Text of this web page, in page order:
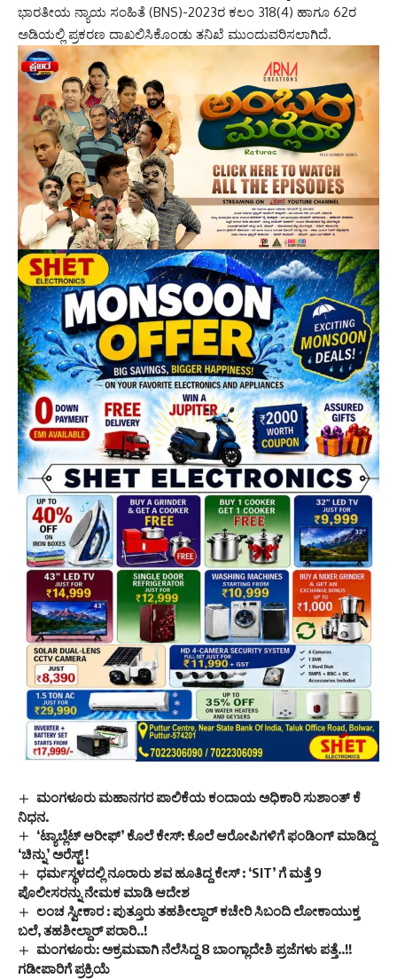
ಭಾರತೀಯ ನ್ಯಾಯ ಸಂಹಿತೆ (BNS)-2023ರ ಕಲಂ 318(4) ಹಾಗೂ 62ರ
ಅಡಿಯಲ್ಲಿ ಪ್ರಕರಣ ದಾಖಲಿಸಿಕೊಂಡು ತನಿಖೆ ಮುಂದುವರಿಸಲಾಗಿದೆ.
ಮಂಗಳೂರು ಮಹಾನಗರ ಪಾಲಿಕೆಯ ಕಂದಾಯ ಅಧಿಕಾರಿ ಸುಶಾಂತ್ ಕೆ
ನಿಧನ.
‘ಟ್ಯಾಬ್ಲೆಟ್ ಆರೀಫ್’ ಕೊಲೆ ಕೇಸ್: ಕೊಲೆ ಆರೋಪಿಗಳಿಗೆ ಫಂಡಿಂಗ್ ಮಾಡಿದ್ದ
‘ಚಿನ್ನು’ ಅರೆಸ್ಟ್ !
ಧರ್ಮಸ್ಥಳದಲ್ಲಿ ನೂರಾರು ಶವ ಹೂತಿದ್ದ ಕೇಸ್ : ‘SIT’ ಗೆ ಮತ್ತೆ 9
ಪೊಲೀಸರನ್ನು ನೇಮಕ ಮಾಡಿ ಆದೇಶ
ಲಂಚ ಸ್ವೀಕಾರ : ಪುತ್ತೂರು ತಹಶೀಲ್ದಾರ್ ಕಚೇರಿ ಸಿಬಂದಿ ಲೋಕಾಯುಕ್ತ
ಬಲೆ, ತಹಶೀಲ್ದಾರ್ ಪರಾರಿ..!
ಮಂಗಳೂರು: ಅಕ್ರಮವಾಗಿ ನೆಲೆಸಿದ್ದ 8 ಬಾಂಗ್ಲಾದೇಶಿ ಪ್ರಜೆಗಳು ಪತ್ತೆ..!!
ಗಡೀಪಾರಿಗೆ ಪ್ರಕ್ರಿಯೆ